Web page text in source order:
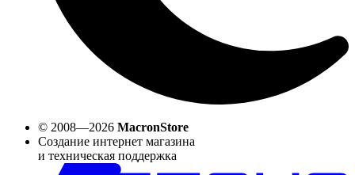
© 2008—2026 MacronStore
Создание интернет магазина
и техническая поддержка